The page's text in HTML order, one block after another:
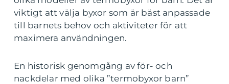
viktigt att välja byxor som är bäst anpassade
till barnets behov och aktiviteter för att
maximera användningen.
En historisk genomgång av för- och
nackdelar med olika ”termobyxor barn”